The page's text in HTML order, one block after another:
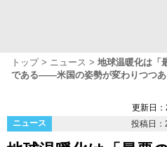
トップ ニュース
地球温暖化は「
である――米国の姿勢が変わりつつあ
更新日
ニュース
投稿日